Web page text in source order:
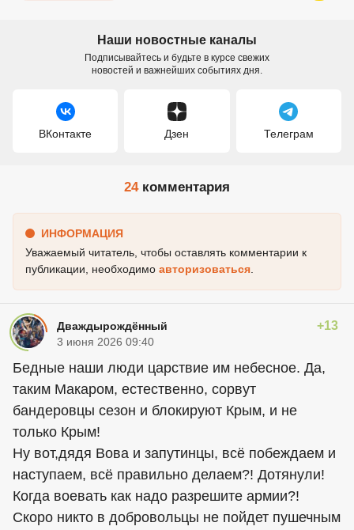
Наши новостные каналы
Подписывайтесь и будьте в курсе свежих
новостей и важнейших событиях дня.
ВКонтакте Дзен Телеграм
24комментария
ИНФОРМАЦИЯ
Уважаемый читатель, чтобы оставлять комментарии к
публикации, необходимо авторизоваться
Дваждырождённый +13
3 июня 2026 09:40
Бедные наши люди царствие им небесное. Да,
таким Макаром, естественно, сорвут
бандеровцы сезон и блокируют Крым, и не
только Крым!
Ну вот,дядя Вова и запутинцы, всё побеждаем и
наступаем, всё правильно делаем?! Дотянули!
Когда воевать как надо разрешите армии?!
Скоро никто в добровольцы не пойдет пушечным